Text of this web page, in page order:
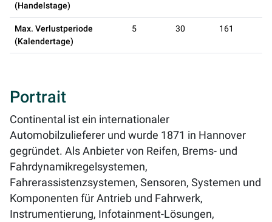
(Handelstage)
Max. Verlustperiode
(Kalendertage)
5 30 161
Portrait
Continental ist ein internationaler
Automobilzulieferer und wurde 1871 in Hannover
gegründet. Als Anbieter von Reifen, Brems- und
Fahrdynamikregelsystemen,
Fahrerassistenzsystemen, Sensoren, Systemen und
Komponenten für Antrieb und Fahrwerk,
Instrumentierung, Infotainment-Lösungen,